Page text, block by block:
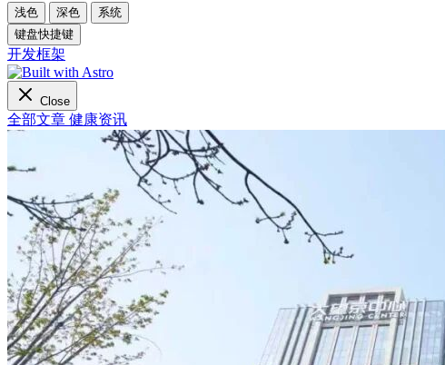
浅色 深色
系统
键盘快捷键
开发框架
Close
全部文章 健康资讯